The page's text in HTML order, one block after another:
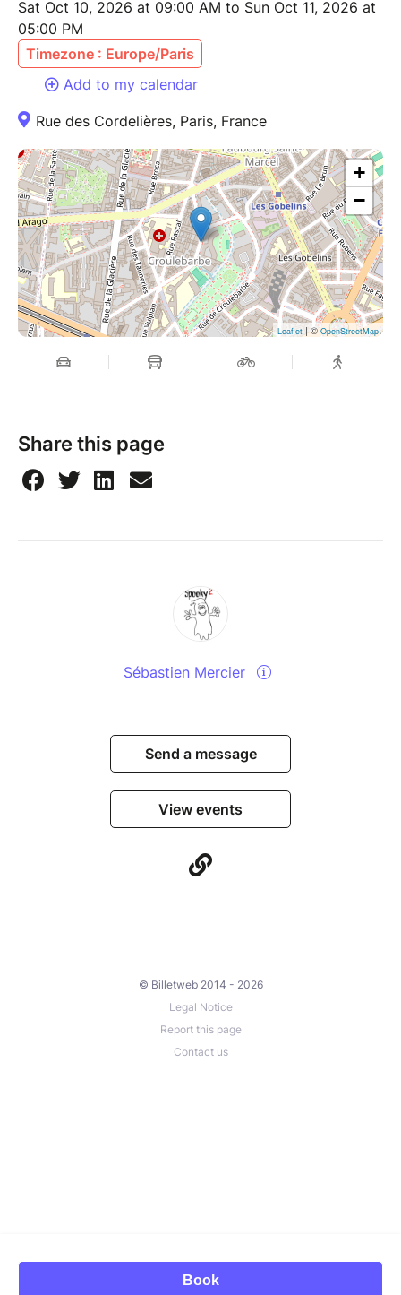
Sat Oct 10, 2026 at 09:00 AM to Sun Oct 11, 2026 at
05:00 PM
Timezone : Europe/Paris
Add to my calendar
Rue des Cordelières, Paris, France
+
−
Leaflet | ©OpenStreetMap
Share this page
Sébastien Mercier
Send a message
View events
© Billetweb 2014 - 2026
Legal Notice
Report this page
Contact us
Book